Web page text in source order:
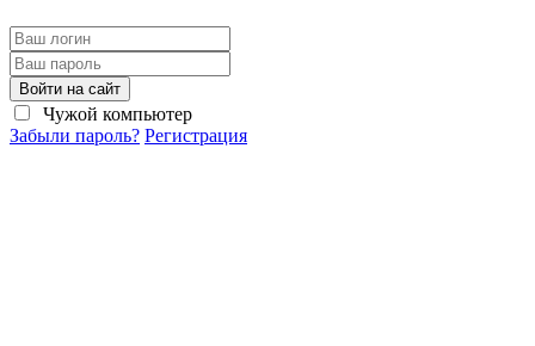
Войти на сайт
Чужой компьютер
Забыли пароль? Регистрация